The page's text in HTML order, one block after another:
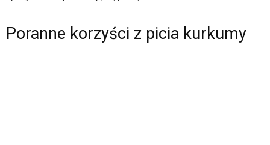
Poranne korzyści z picia kurkumy